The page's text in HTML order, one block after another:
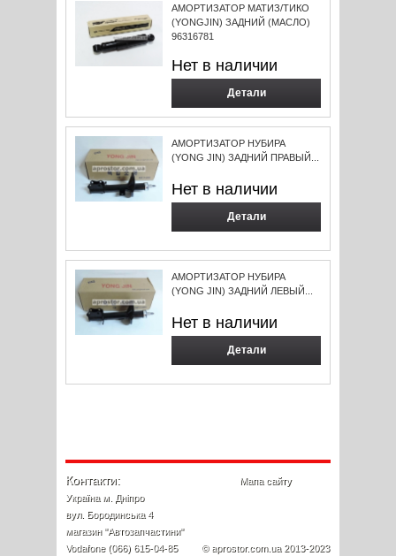
АМОРТИЗАТОР МАТИЗ/ТИКО
(YONGJIN) ЗАДНИЙ (МАСЛО)
96316781
Нет в наличии
Детали
АМОРТИЗАТОР НУБИРА
(YONG JIN) ЗАДНИЙ ПРАВЫЙ...
Нет в наличии
Детали
АМОРТИЗАТОР НУБИРА
(YONG JIN) ЗАДНИЙ ЛЕВЫЙ...
Нет в наличии
Детали
Контакти:
Україна м. Дніпро
вул. Бородинська 4
магазин "Автозапчастини"
Vodafone (066) 615-04-85
Мапа сайту
© aprostor.com.ua 2013-2023